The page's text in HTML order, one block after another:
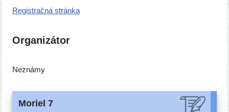
Registračná strán­ka
Organizátor
Neznámy
Moriel 7